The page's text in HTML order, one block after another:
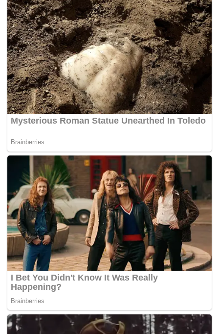
tidak bermoral di tempat awam.
Susulan itu William dijatuhi hukuman penjara dua bulan
sementara wanita warga emas berkenaanÃ‚Â berada di
bawah pengawasan parol selama 30 bulan. –
MYNEWSHUB.CC
Tags: London mahkamah